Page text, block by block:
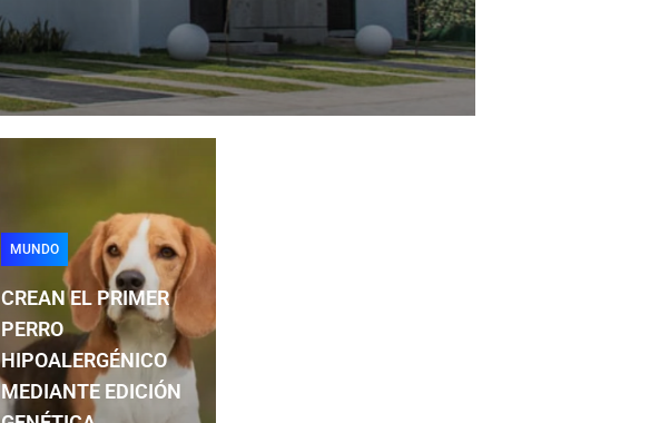
MUNDO
CREAN EL PRIMER
PERRO
HIPOALERGÉNICO
MEDIANTE EDICIÓN